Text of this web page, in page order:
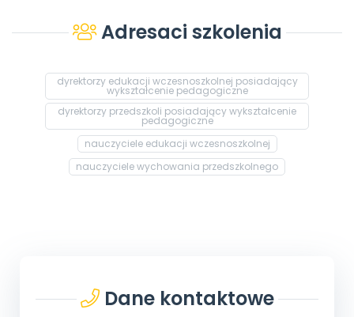
Adresaci szkolenia
dyrektorzy edukacji wczesnoszkolnej posiadający
wykształcenie pedagogiczne
dyrektorzy przedszkoli posiadający wykształcenie
pedagogiczne
nauczyciele edukacji wczesnoszkolnej
nauczyciele wychowania przedszkolnego
Dane kontaktowe